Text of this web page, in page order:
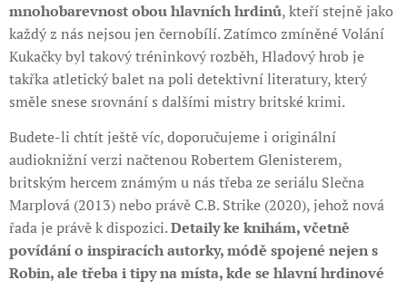
mnohobarevnost obou hlavních hrdinů, kteří stejně jako
každý z nás nejsou jen černobílí. Zatímco zmíněné Volání
Kukačky byl takový tréninkový rozběh, Hladový hrob je
takřka atletický balet na poli detektivní literatury, který
směle snese srovnání s dalšími mistry britské krimi.
Budete-li chtít ještě víc, doporučujeme i originální
audioknižní verzi načtenou Robertem Glenisterem,
britským hercem známým u nás třeba ze seriálu Slečna
Marplová (2013) nebo právě C.B. Strike (2020), jehož nová
řada je právě k dispozici.Detaily ke knihám, včetně
povídání o inspiracích autorky, módě spojené nejen s
Robin, ale třeba i tipy na místa, kde se hlavní hrdinové